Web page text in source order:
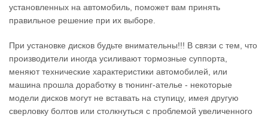
установленных на автомобиль, поможет вам принять
правильное решение при их выборе.
При установке дисков будьте внимательны!!! В связи с тем, что
производители иногда усиливают тормозные суппорта,
меняют технические характеристики автомобилей, или
машина прошла доработку в тюнинг-ателье - некоторые
модели дисков могут не вставать на ступицу, имея другую
сверловку болтов или столкнуться с проблемой увеличенного